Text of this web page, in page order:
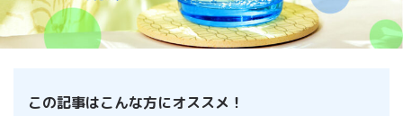
この記事はこんな方にオススメ！